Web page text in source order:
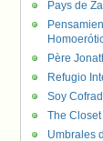
Pays de
Père
Refugio
Soy
The
Umbrales